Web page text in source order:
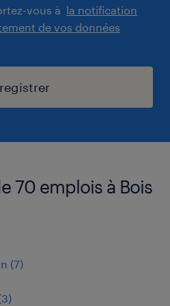
vous à la notification
de vos données
70 emplois à Bois
(7)
3)